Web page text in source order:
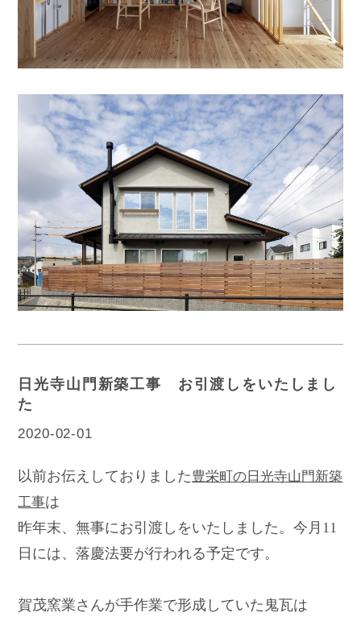
日光寺山門新築工事 お引渡しをいたしまし
た
2020-02-01
以前お伝えしておりました豊栄町の日光寺山門新築
工事は
昨年末、無事にお引渡しをいたしました。今月11
日には、落慶法要が行われる予定です。
賀茂窯業さんが手作業で形成していた鬼瓦は